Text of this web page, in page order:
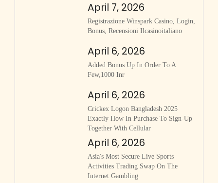
April 7, 2026
Registrazione Winspark Casino, Login,
Bonus, Recensioni Ilcasinoitaliano
April 6, 2026
Added Bonus Up In Order To A
Few,1000 Inr
April 6, 2026
Crickex Logon Bangladesh 2025
Exactly How In Purchase To Sign-Up
Together With Cellular
April 6, 2026
Asia's Most Secure Live Sports
Activities Trading Swap On The
Internet Gambling